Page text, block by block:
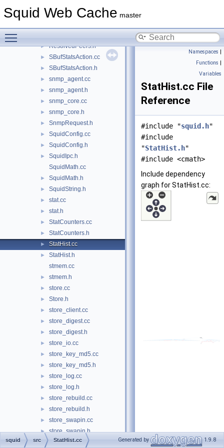
Squid Web Cache master
RequestFlags.cc
► ResolvedPeers.h
► SBufStatsAction.cc
► SBufStatsAction.h
► snmp_agent.cc
► snmp_agent.h
► snmp_core.cc
► snmp_core.h
► SnmpRequest.h
► SquidConfig.cc
► SquidConfig.h
►
SquidIpc.h
SquidMath.cc
► SquidMath.h
► SquidString.h
► stat.cc
► stat.h
► StatCounters.cc
► StatCounters.h
► StatHist.cc
►
StatHist.h
stmem.cc
► stmem.h
► store.cc
► Store.h
► store_client.cc
► store_digest.cc
► store_digest.h
► store_io.cc
► store_key_md5.cc
► store_key_md5.h
► store_log.cc
► store_log.h
► store_rebuild.cc
► store_rebuild.h
► store_swapin.cc
► store_swapin.h
► store_swapout.cc
Namespaces |
Functions |
Variables
StatHist.cc File
Reference
#include "squid.h"
#include
"StatHist.h"
#include <cmath>
Include dependency
graph for StatHist.cc:
squid src StatHist.cc Generated by 1.9.8